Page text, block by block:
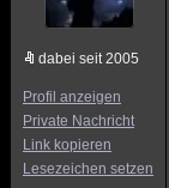
dabei seit 2005
Profil anzeigen
Private Nachricht
Link kopieren
Lesezeichen setzen